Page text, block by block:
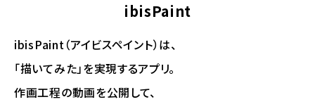
ibisPaint
ibisPaint（アイビスペイント）は、
「描いてみた」を実現するアプリ。
作画工程の動画を公開して、